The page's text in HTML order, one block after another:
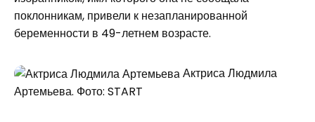
поклонникам, привели к незапланированной
беременности в 49-летнем возрасте.
Актриса Людмила
Артемьева. Фото: START